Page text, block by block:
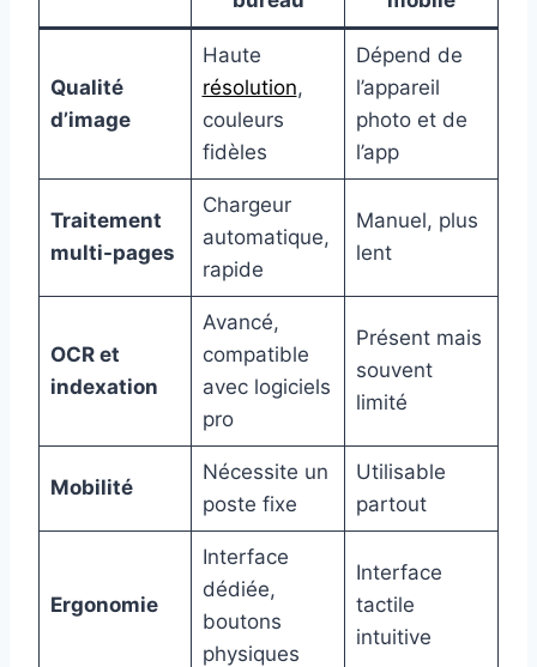
Qualité
d’image
Haute
résolution,
couleurs
fidèles
Dépend de
l’appareil
photo et de
l’app
Traitement
multi-pages
Chargeur
automatique,
rapide
Manuel, plus
lent
OCR et
indexation
Avancé,
compatible
avec logiciels
pro
Présent mais
souvent
limité
Mobilité
Nécessite un
poste fixe
Utilisable
partout
Ergonomie
Interface
dédiée,
boutons
physiques
Interface
tactile
intuitive